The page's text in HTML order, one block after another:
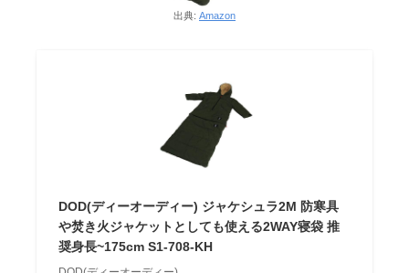
出典: Amazon
DOD(ディーオーディー) ジャケシュラ2M 防寒具
や焚き火ジャケットとしても使える2WAY寝袋 推
奨身長~175cm S1-708-KH